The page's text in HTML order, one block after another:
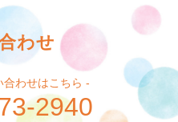
わせ
わせはこちら -
2940